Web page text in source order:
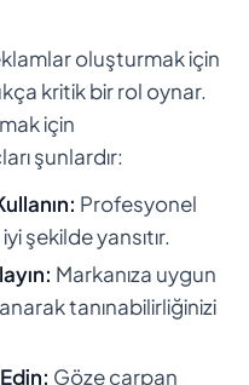
oluşturmak için
kritik bir rol oynar.
için
şunlardır:
Profesyonel
şekilde yansıtır.
Markanıza uygun
tanınabilirliğinizi
Göze çarpan